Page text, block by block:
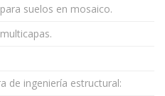
suelos en mosaico.
de ingeniería estructural: